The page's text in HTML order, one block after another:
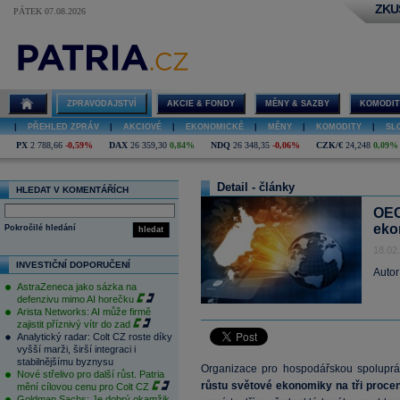
PÁTEK 07.08.2026
ZPRAVODAJSTVÍ AKCIE & FONDY MĚNY & SAZBY
PŘEHLED ZPRÁV AKCIOVÉ EKONOMICKÉ MĚNY KOMODITY
PX 2 788,66 -0,59% DAX 26 359,30 0,84% NDQ 26 348,35 -0,06% CZK/€ 24,248 0,09%
HLEDAT V KOMENTÁŘÍCH
hledat
Pokročilé hledání
INVESTIČNÍ DOPORUČENÍ
AstraZeneca jako sázka na
defenzivu mimo AI horečku
Arista Networks: AI může firmě
zajistit příznivý vítr do zad
Analytický radar: Colt CZ roste díky
vyšší marži, širší integraci i
stabilnějšímu byznysu
Nové střelivo pro další růst. Patria
mění cílovou cenu pro Colt CZ
Detail - články
Organizace pro hospodářskou
růstu světové ekonomiky na tři